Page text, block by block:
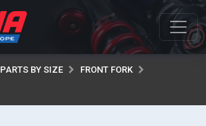
PARTS BY SIZE
FRONT FORK